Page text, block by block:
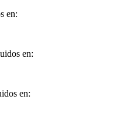
en:
en:
en: